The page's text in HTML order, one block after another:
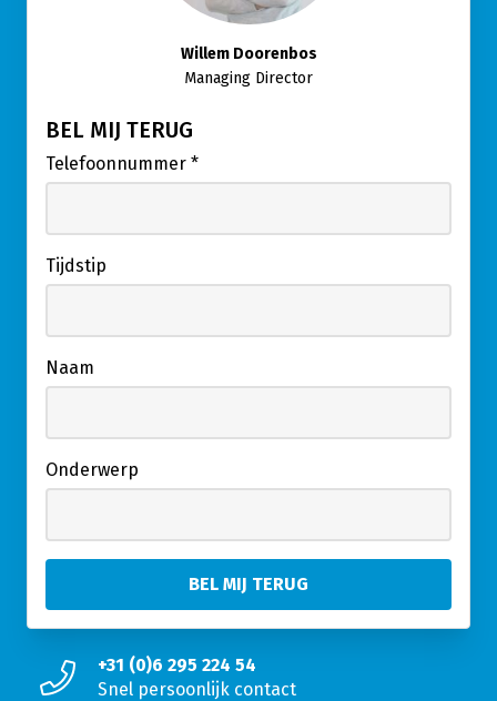
Willem Doorenbos
Managing Director
BEL MIJ TERUG
Telefoonnummer *
Tijdstip
Naam
Onderwerp
+31 (0)6 295 224 54
Snel persoonlijk contact